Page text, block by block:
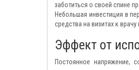
заботиться о своей спине
Небольшая инвестиция в
средства на визитах к
Эффект от
Постоянное напряжение,